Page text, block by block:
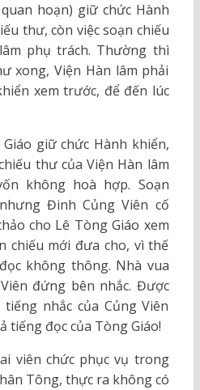
hoạn) giữ chức Hành
thư, còn việc soạn chiếu
phụ trách. Thường thì
xong, Viện Hàn lâm phải
xem trước, để đến lúc
giữ chức Hành khiển,
thư của Viện Hàn lâm
không hoà hợp. Soạn
Đinh Củng Viên cố
cho Lê Tòng Giáo xem
chiếu mới đưa cho, vì thế
không thông. Nhà vua
đứng bên nhắc. Được
nhắc của Củng Viên
tiếng đọc của Tòng Giáo!
viên chức phục vụ trong
Tông, thực ra không có